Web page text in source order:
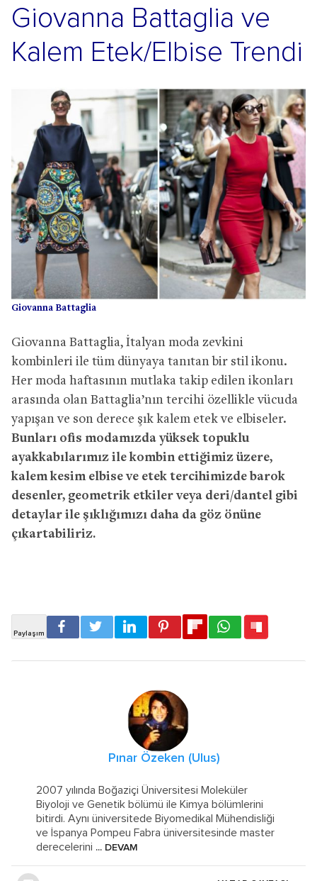
Giovanna Battaglia ve
Kalem Etek/Elbise Trendi
Giovanna Battaglia
Giovanna Battaglia, İtalyan moda zevkini
kombinleri ile tüm dünyaya tanıtan bir stil ikonu.
Her moda haftasının mutlaka takip edilen ikonları
arasında olan Battaglia’nın tercihi özellikle vücuda
yapışan ve son derece şık kalem etek ve elbiseler.
Bunları ofis modamızda yüksek topuklu
ayakkabılarımız ile kombin ettiğimiz üzere,
kalem kesim elbise ve etek tercihimizde barok
desenler, geometrik etkiler veya deri/dantel gibi
detaylar ile şıklığımızı daha da göz önüne
çıkartabiliriz.
Pınar Özeken (Ulus)
2007 yılında Boğaziçi Üniversitesi Moleküler
Biyoloji ve Genetik bölümü ile Kimya bölümlerini
bitirdi. Aynı üniversitede Biyomedikal Mühendisliği
ve İspanya Pompeu Fabra üniversitesinde master
derecelerini ... DEVAM